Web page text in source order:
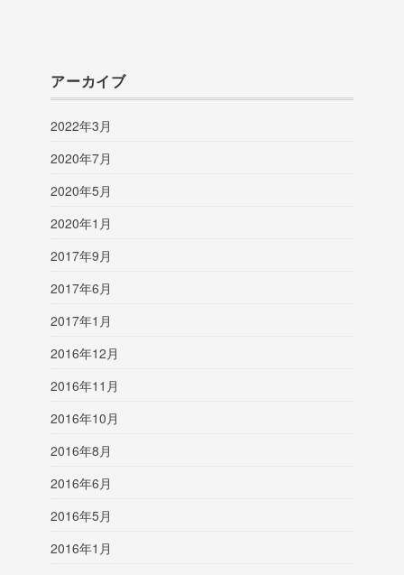
アーカイブ
2022年3月
2020年7月
2020年5月
2020年1月
2017年9月
2017年6月
2017年1月
2016年12月
2016年11月
2016年10月
2016年8月
2016年6月
2016年5月
2016年1月